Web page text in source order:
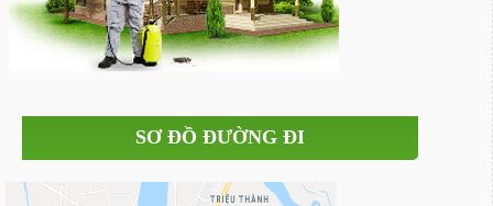
SƠ ĐỒ ĐƯỜNG ĐI